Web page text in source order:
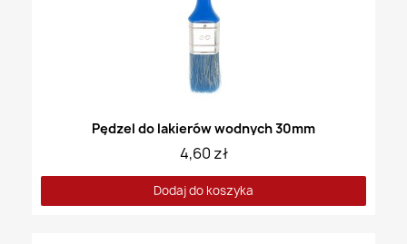
Pędzel do lakierów wodnych 30mm
4,60 zł
Dodaj do koszyka